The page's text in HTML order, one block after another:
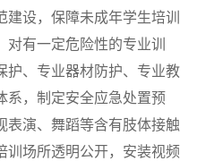
设，保障未成年学生培训
有一定危险性的专业训
护、专业器材防护、专业教
系，制定安全应急处置预
表演、舞蹈等含有肢体接触
训场所透明公开，安装视频